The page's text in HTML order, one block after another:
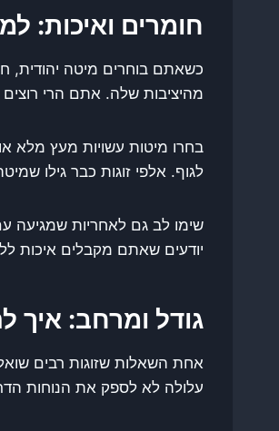
חומרים ואיכות:
כשאתם בוחרים מיטה יהודית,
מהיציבות שלה. אתם הרי
בחרו מיטות עשויות מעץ מלא
לגוף. אלפי זוגות כבר גילו
שימו לב גם לאחריות שמגיעה
יודעים שאתם מקבלים איכות
גודל ומרחב:
אחת השאלות שזוגות רבים
עלולה לא לספק את הנוחות